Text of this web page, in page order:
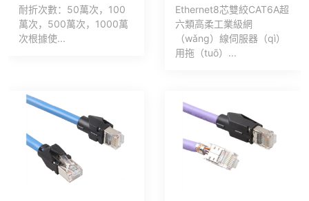
耐折次數：50萬次，100
萬次，500萬次，1000萬
次根據使...
Ethernet8芯雙絞CAT6A超
六類高柔工業級網
（wǎng）線伺服器（qì）
用拖（tuō）...